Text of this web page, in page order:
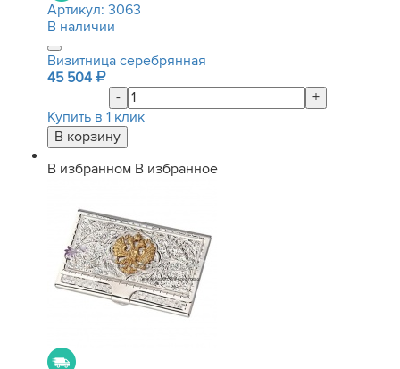
Артикул: 3063
В наличии
Визитница серебрянная
45 504
-
+
Купить в 1 клик
В избранном В избранное